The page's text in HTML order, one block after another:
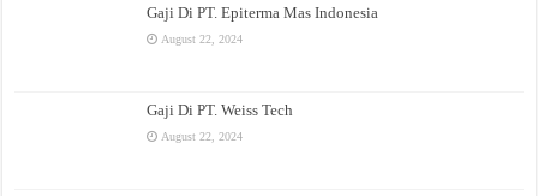
Gaji Di PT. Epiterma Mas Indonesia
August 22, 2024
Gaji Di PT. Weiss Tech
August 22, 2024